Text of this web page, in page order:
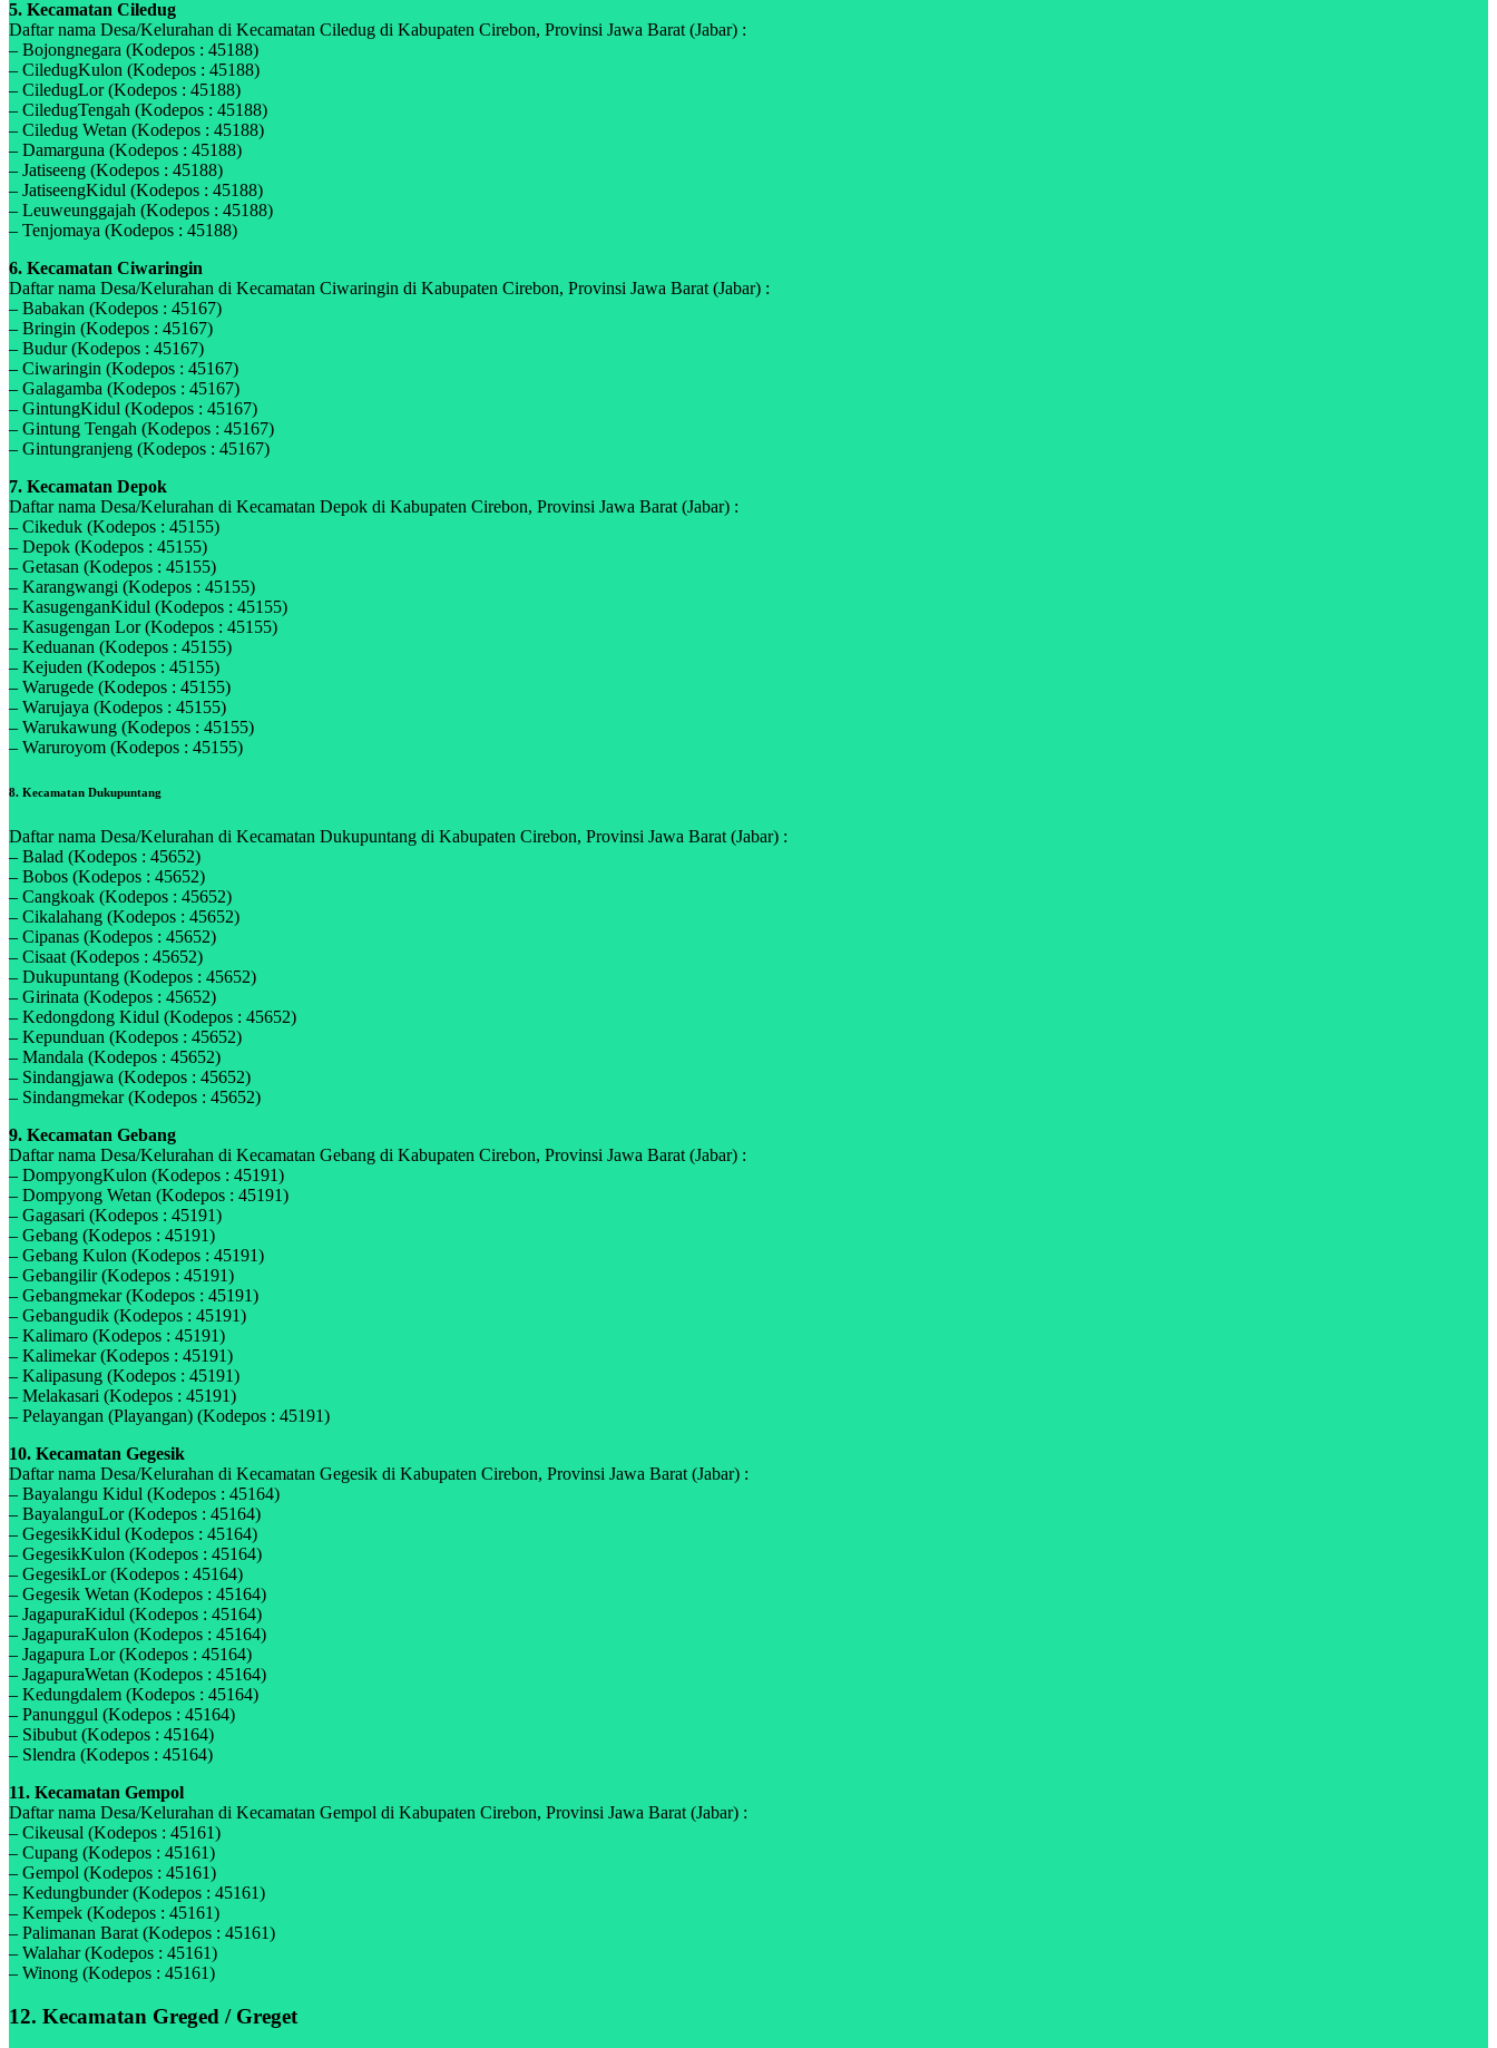
5. Kecamatan Ciledug
Daftar nama Desa/Kelurahan di Kecamatan Ciledug di Kabupaten Cirebon, Provinsi Jawa Barat (Jabar) :
– Bojongnegara (Kodepos : 45188)
– CiledugKulon (Kodepos : 45188)
– CiledugLor (Kodepos : 45188)
– CiledugTengah (Kodepos : 45188)
– Ciledug Wetan (Kodepos : 45188)
– Damarguna (Kodepos : 45188)
– Jatiseeng (Kodepos : 45188)
– JatiseengKidul (Kodepos : 45188)
– Leuweunggajah (Kodepos : 45188)
– Tenjomaya (Kodepos : 45188)
6. Kecamatan Ciwaringin
Daftar nama Desa/Kelurahan di Kecamatan Ciwaringin di Kabupaten Cirebon, Provinsi Jawa Barat (Jabar) :
– Babakan (Kodepos : 45167)
– Bringin (Kodepos : 45167)
– Budur (Kodepos : 45167)
– Ciwaringin (Kodepos : 45167)
– Galagamba (Kodepos : 45167)
– GintungKidul (Kodepos : 45167)
– Gintung Tengah (Kodepos : 45167)
– Gintungranjeng (Kodepos : 45167)
7. Kecamatan Depok
Daftar nama Desa/Kelurahan di Kecamatan Depok di Kabupaten Cirebon, Provinsi Jawa Barat (Jabar) :
– Cikeduk (Kodepos : 45155)
– Depok (Kodepos : 45155)
– Getasan (Kodepos : 45155)
– Karangwangi (Kodepos : 45155)
– KasugenganKidul (Kodepos : 45155)
– Kasugengan Lor (Kodepos : 45155)
– Keduanan (Kodepos : 45155)
– Kejuden (Kodepos : 45155)
– Warugede (Kodepos : 45155)
– Warujaya (Kodepos : 45155)
– Warukawung (Kodepos : 45155)
– Waruroyom (Kodepos : 45155)
8. Kecamatan Dukupuntang
Daftar nama Desa/Kelurahan di Kecamatan Dukupuntang di Kabupaten Cirebon, Provinsi Jawa Barat (Jabar) :
– Balad (Kodepos : 45652)
– Bobos (Kodepos : 45652)
– Cangkoak (Kodepos : 45652)
– Cikalahang (Kodepos : 45652)
– Cipanas (Kodepos : 45652)
– Cisaat (Kodepos : 45652)
– Dukupuntang (Kodepos : 45652)
– Girinata (Kodepos : 45652)
– Kedongdong Kidul (Kodepos : 45652)
– Kepunduan (Kodepos : 45652)
– Mandala (Kodepos : 45652)
– Sindangjawa (Kodepos : 45652)
– Sindangmekar (Kodepos : 45652)
9. Kecamatan Gebang
Daftar nama Desa/Kelurahan di Kecamatan Gebang di Kabupaten Cirebon, Provinsi Jawa Barat (Jabar) :
– DompyongKulon (Kodepos : 45191)
– Dompyong Wetan (Kodepos : 45191)
– Gagasari (Kodepos : 45191)
– Gebang (Kodepos : 45191)
– Gebang Kulon (Kodepos : 45191)
– Gebangilir (Kodepos : 45191)
– Gebangmekar (Kodepos : 45191)
– Gebangudik (Kodepos : 45191)
– Kalimaro (Kodepos : 45191)
– Kalimekar (Kodepos : 45191)
– Kalipasung (Kodepos : 45191)
– Melakasari (Kodepos : 45191)
– Pelayangan (Playangan) (Kodepos : 45191)
10. Kecamatan Gegesik
Daftar nama Desa/Kelurahan di Kecamatan Gegesik di Kabupaten Cirebon, Provinsi Jawa Barat (Jabar) :
– Bayalangu Kidul (Kodepos : 45164)
– BayalanguLor (Kodepos : 45164)
– GegesikKidul (Kodepos : 45164)
– GegesikKulon (Kodepos : 45164)
– GegesikLor (Kodepos : 45164)
– Gegesik Wetan (Kodepos : 45164)
– JagapuraKidul (Kodepos : 45164)
– JagapuraKulon (Kodepos : 45164)
– Jagapura Lor (Kodepos : 45164)
– JagapuraWetan (Kodepos : 45164)
– Kedungdalem (Kodepos : 45164)
– Panunggul (Kodepos : 45164)
– Sibubut (Kodepos : 45164)
– Slendra (Kodepos : 45164)
11. Kecamatan Gempol
Daftar nama Desa/Kelurahan di Kecamatan Gempol di Kabupaten Cirebon, Provinsi Jawa Barat (Jabar) :
– Cikeusal (Kodepos : 45161)
– Cupang (Kodepos : 45161)
– Gempol (Kodepos : 45161)
– Kedungbunder (Kodepos : 45161)
– Kempek (Kodepos : 45161)
– Palimanan Barat (Kodepos : 45161)
– Walahar (Kodepos : 45161)
– Winong (Kodepos : 45161)
12. Kecamatan Greged / Greget